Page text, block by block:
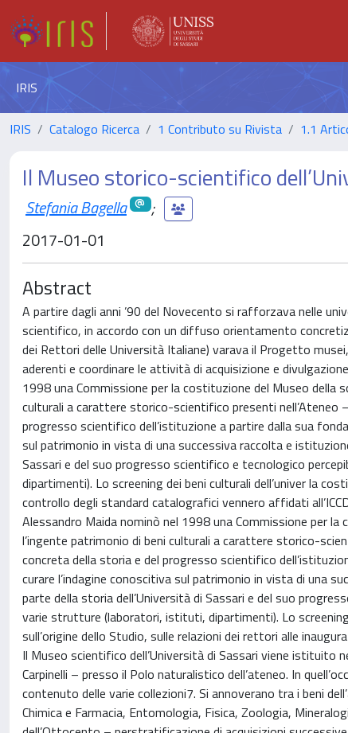
IRIS
IRIS Catalogo Ricerca 1 Contributo su Rivista 1.1
Il Museo storico-scientifico
Stefania Bagella
;
2017-01-01
Abstract
A partire dagli anni ’90 del Novecento si rafforzava nelle
scientifico, in accordo con un diffuso orientamento
dei Rettori delle Università Italiane) varava il Progetto
aderenti e coordinare le attività di acquisizione e
1998 una Commissione per la costituzione del Museo della
culturali a carattere storico-scientifico presenti
progresso scientifico dell’istituzione a partire dalla sua
sul patrimonio in vista di una successiva raccolta e
Sassari e del suo progresso scientifico e tecnologico
dipartimenti). Lo screening dei beni culturali dell’univer la
controllo degli standard catalografici vennero affidati
Alessandro Maida nominò nel 1998 una Commissione per
l’ingente patrimonio di beni culturali a carattere storico-
concreta della storia e del progresso scientifico
curare l’indagine conoscitiva sul patrimonio in vista di una
parte della storia dell’Università di Sassari e del suo
varie strutture (laboratori, istituti, dipartimenti). Lo
sull’origine dello Studio, sulle relazioni dei rettori alle
Il Museo scientifico dell’Università di Sassari viene
Carpinelli – presso il Polo naturalistico dell’ateneo. In
contenuto delle varie collezioni7. Si annoverano tra i beni
Chimica e Farmacia, Entomologia, Fisica, Zoologia,